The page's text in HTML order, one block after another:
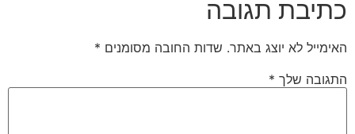
כתיבת תגובה
האימייל לא יוצג באתר. שדות החובה מסומנים *
התגובה שלך *